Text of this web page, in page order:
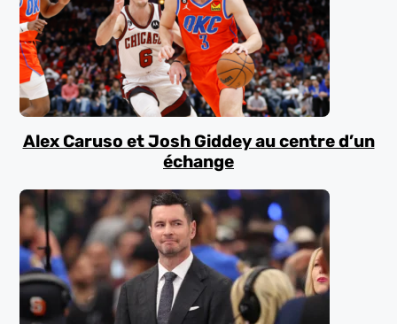
Alex Caruso et Josh Giddey au centre d’un
échange